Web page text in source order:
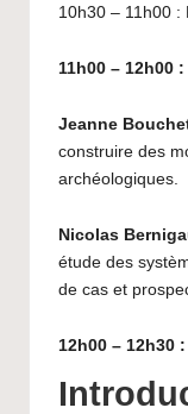
10h30 – 11h00 :
11h00 – 12h00 :
Jeanne
construire des
archéologiques.
Nicolas
étude des
de cas et
12h00 – 12h30